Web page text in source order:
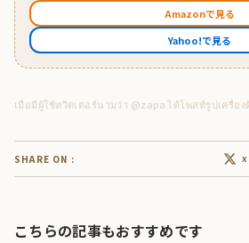
Amazonで見る
Yahoo!で見る
เมื่อมีผู้ใช้ทวิตเตอร์นามว่า @zapa ได้โพสท์รูปเครื่
SHARE ON : X
こちらの記事もおすすめです